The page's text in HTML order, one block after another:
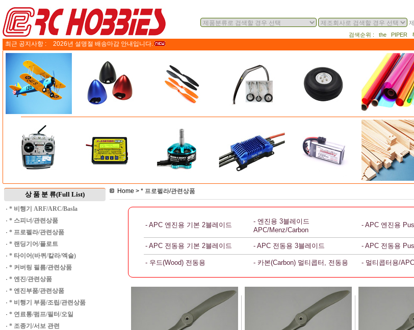
검색순위 : the
최근 공지사항 : 2026년 설명절 배송마감 안내입니다.
상 품 분 류(Full List)
· * 비행기 ARF/ARC/Basla
· * 스피너/관련상품
· * 프로펠라/관련상품
· * 랜딩기어/플로트
· * 타이어(바퀴/칼라/엑슬)
· * 커버링 필름/관련상품
· * 엔진/관련상품
· * 엔진부품/관련상품
· * 비행기 부품/조립/관련상품
· * 연료통/펌프/필터/오일
· * 조종기/서보 관련
Home > * 프로펠라/관련상품
- APC 엔진용 기본 2블레이드
- 엔진용 3블레이드
APC/Menz/Carbon
- APC 엔진용
- APC 전동용 기본 2블레이드 - APC 전동용 3블레이드 - APC 전동용
- 우드(Wood) 전동용 - 카본(Carbon) 멀티콥터, 전동용 - 멀티콥터용/APC